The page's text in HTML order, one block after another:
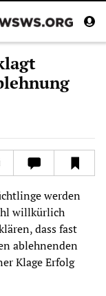
werden
willkürlich
dass fast
ablehnenden
Klage Erfolg